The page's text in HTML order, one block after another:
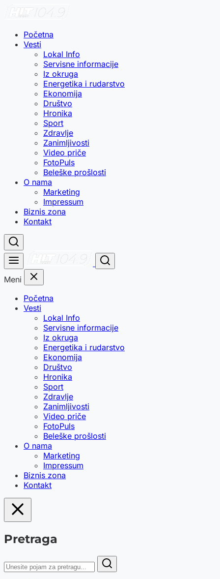
Početna
Vesti
Lokal Info
Servisne informacije
Iz okruga
Energetika i rudarstvo
Ekonomija
Društvo
Hronika
Sport
Zdravlje
Zanimljivosti
Video priče
FotoPuls
Beleške prošlosti
O nama
Marketing
Impressum
Biznis zona
Kontakt
Meni
Početna
Vesti
Lokal Info
Servisne informacije
Iz okruga
Energetika i rudarstvo
Ekonomija
Društvo
Hronika
Sport
Zdravlje
Zanimljivosti
Video priče
FotoPuls
Beleške prošlosti
O nama
Marketing
Impressum
Biznis zona
Kontakt
Pretraga